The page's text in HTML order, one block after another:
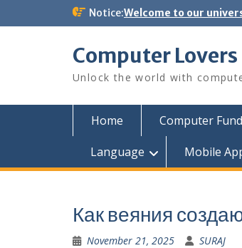
Notice:Welcome to our
Computer Lovers
Unlock the world with
Home Computer
Language
Mobile
Как веяния
November 21, 2025 SURAJ